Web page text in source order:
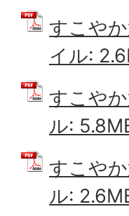
すこや
イル:
すこや
ル:
すこや
ル: